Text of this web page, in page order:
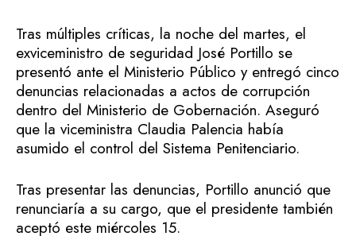
Tras múltiples críticas, la noche del martes, el
exviceministro de seguridad José Portillo se
presentó ante el Ministerio Público y entregó cinco
denuncias relacionadas a actos de corrupción
dentro del Ministerio de Gobernación. Aseguró
que la viceministra Claudia Palencia había
asumido el control del Sistema Penitenciario.
Tras presentar las denuncias, Portillo anunció que
renunciaría a su cargo, que el presidente también
aceptó este miércoles 15.